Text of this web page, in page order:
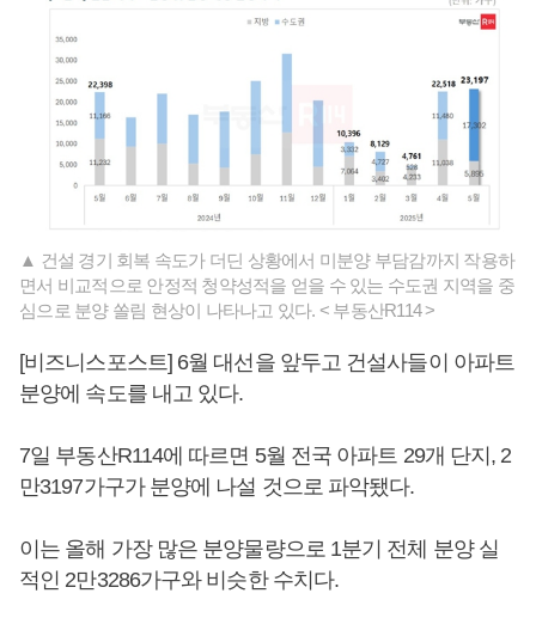
▲ 건설 경기 회복 속도가 더딘 상황에서 미분양 부담감까지 작용하
면서 비교적으로 안정적 청약성적을 얻을 수 있는 수도권 지역을 중
심으로 분양 쏠림 현상이 나타나고 있다. < 부동산R114 >
[비즈니스포스트] 6월 대선을 앞두고 건설사들이 아파트
분양에 속도를 내고 있다.
7일 부동산R114에 따르면 5월 전국 아파트 29개 단지, 2
만3197가구가 분양에 나설 것으로 파악됐다.
이는 올해 가장 많은 분양물량으로 1분기 전체 분양 실
적인 2만3286가구와 비슷한 수치다.